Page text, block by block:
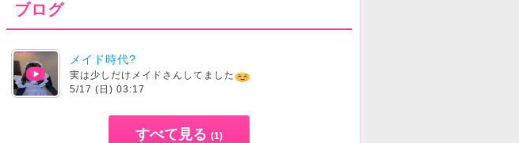
ブログ
メイド時代?
実は少しだけメイドさんしてました
5/17 (日) 03:17
すべて見る (1)